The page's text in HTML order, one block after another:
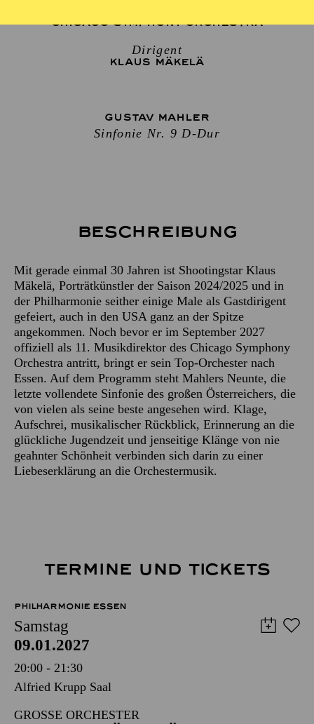
CHICAGO SYMPHONY ORCHESTRA
Dirigent
KLAUS MÄKELÄ
GUSTAV MAHLER
Sinfonie Nr. 9 D-Dur
Beschreibung
Mit gerade einmal 30 Jahren ist Shootingstar Klaus
Mäkelä, Porträtkünstler der Saison 2024/2025 und in
der Philharmonie seither einige Male als Gastdirigent
gefeiert, auch in den USA ganz an der Spitze
angekommen. Noch bevor er im September 2027
offiziell als 11. Musikdirektor des Chicago Symphony
Orchestra antritt, bringt er sein Top-Orchester nach
Essen. Auf dem Programm steht Mahlers Neunte, die
letzte vollendete Sinfonie des großen Österreichers, die
von vielen als seine beste angesehen wird. Klage,
Aufschrei, musikalischer Rückblick, Erinnerung an die
glückliche Jugendzeit und jenseitige Klänge von nie
geahnter Schönheit verbinden sich darin zu einer
Liebeserklärung an die Orchestermusik.
TERMINE UND TICKETS
PHILHARMONIE ESSEN
Samstag
09.01.2027
20:00 - 21:30
Alfried Krupp Saal
GROSSE ORCHESTER